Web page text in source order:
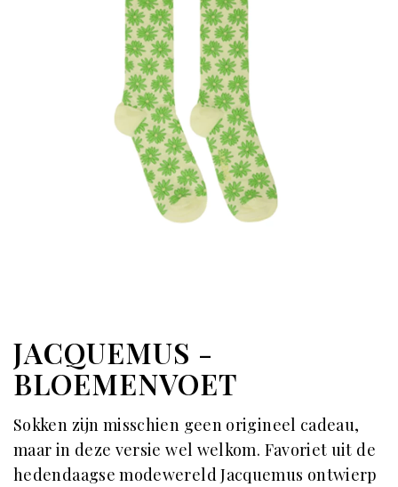
JACQUEMUS -
BLOEMENVOET
Sokken zijn misschien geen origineel cadeau,
maar in deze versie wel welkom. Favoriet uit de
hedendaagse modewereld Jacquemus ontwierp